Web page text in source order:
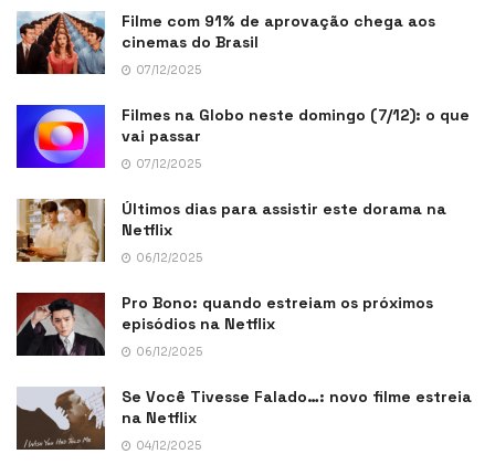
Filme com 91% de aprovação chega aos
cinemas do Brasil
07/12/2025
Filmes na Globo neste domingo (7/12): o que
vai passar
07/12/2025
Últimos dias para assistir este dorama na
Netflix
06/12/2025
Pro Bono: quando estreiam os próximos
episódios na Netflix
06/12/2025
Se Você Tivesse Falado…: novo filme estreia
na Netflix
04/12/2025